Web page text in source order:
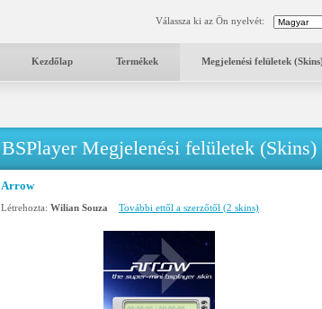
Válassza ki az Ön nyelvét:
Kezdőlap Termékek Megjelenési felületek (Skins)
BSPlayer Megjelenési felületek (Skins)
Arrow
Létrehozta: Wilian Souza További ettől a szerzőtől (2 skins)